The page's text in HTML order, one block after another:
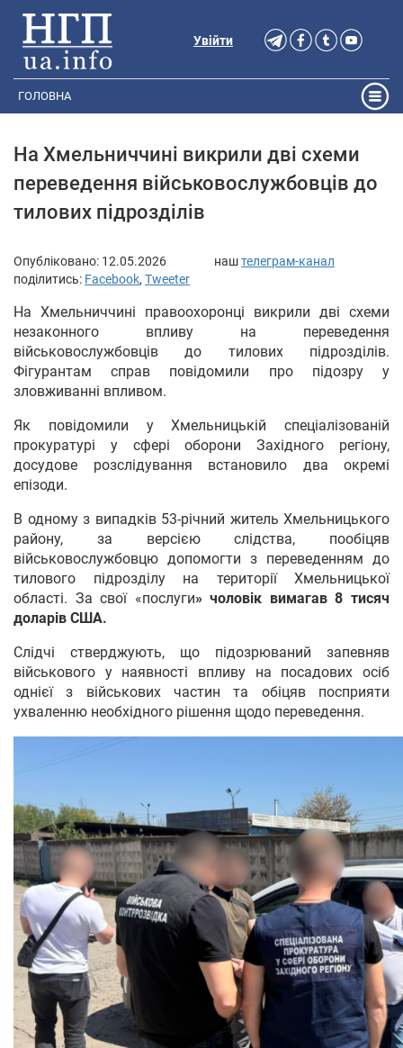
Увійти
ГОЛОВНА
На Хмельниччині викрили дві схеми
переведення військовослужбовців до
тилових підрозділів
Опубліковано: 12.05.2026 наштелеграм-канал
поділитись: Facebook, Tweeter
На Хмельниччині правоохоронці викрили дві схеми
незаконного впливу на переведення
військовослужбовців до тилових підрозділів.
Фігурантам справ повідомили про підозру у
зловживанні впливом.
Як повідомили у Хмельницькій спеціалізованій
прокуратурі у сфері оборони Західного регіону,
досудове розслідування встановило два окремі
епізоди.
В одному з випадків 53-річний житель Хмельницького
району, за версією слідства, пообіцяв
військовослужбовцю допомогти з переведенням до
тилового підрозділу на території Хмельницької
області. За свої «послуги» чоловік вимагав 8 тисяч
доларів США.
Слідчі стверджують, що підозрюваний запевняв
військового у наявності впливу на посадових осіб
однієї з військових частин та обіцяв посприяти
ухваленню необхідного рішення щодо переведення.